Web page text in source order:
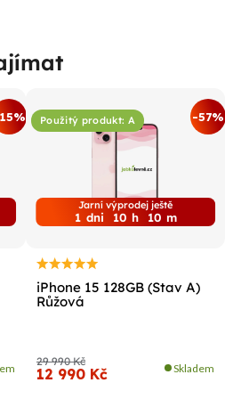
Použitý produkt: A -57%
Jarní výprodej ještě
1 dni 10 h 10 m
iPhone 15 128GB (Stav A)
Růžová
29 990 Kč
12 990 Kč Skladem